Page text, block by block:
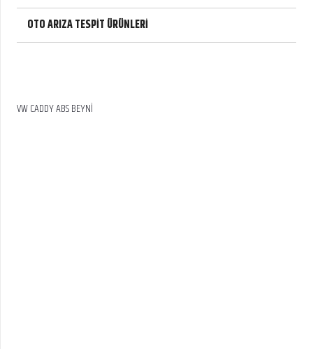
OTO ARIZA TESPİT ÜRÜNLERİ
VW CADDY ABS BEYNİ